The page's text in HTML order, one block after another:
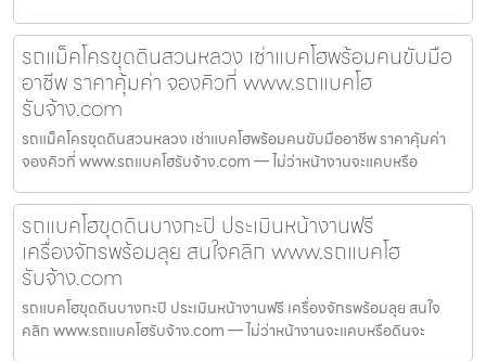
รถแม็คโครขุดดินสวนหลวง เช่าแบคโฮพร้อมคนขับมือ
อาชีพ ราคาคุ้มค่า จองคิวที่ www.รถแบคโฮ
รับจ้าง.com
รถแม็คโครขุดดินสวนหลวง เช่าแบคโฮพร้อมคนขับมืออาชีพ ราคาคุ้มค่า
จองคิวที่ www.รถแบคโฮรับจ้าง.com — ไม่ว่าหน้างานจะแคบหรือ
รถแบคโฮขุดดินบางกะปิ ประเมินหน้างานฟรี
เครื่องจักรพร้อมลุย สนใจคลิก www.รถแบคโฮ
รับจ้าง.com
รถแบคโฮขุดดินบางกะปิ ประเมินหน้างานฟรี เครื่องจักรพร้อมลุย สนใจ
คลิก www.รถแบคโฮรับจ้าง.com — ไม่ว่าหน้างานจะแคบหรือดินจะ